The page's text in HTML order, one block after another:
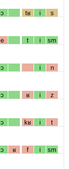
ɔ tʁ i s
e t i sm
ɔ i n
ɔ ʁ i z
ɔ kʁ i t
ɔ ʁ f i sm